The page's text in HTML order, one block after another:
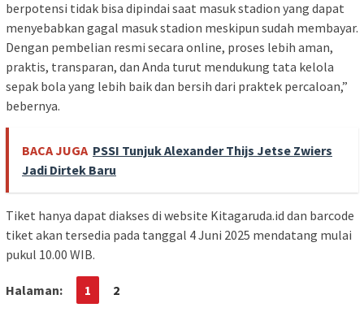
berpotensi tidak bisa dipindai saat masuk stadion yang dapat
menyebabkan gagal masuk stadion meskipun sudah membayar.
Dengan pembelian resmi secara online, proses lebih aman,
praktis, transparan, dan Anda turut mendukung tata kelola
sepak bola yang lebih baik dan bersih dari praktek percaloan,”
bebernya.
BACA JUGA PSSI Tunjuk Alexander Thijs Jetse Zwiers
Jadi Dirtek Baru
Tiket hanya dapat diakses di website Kitagaruda.id dan barcode
tiket akan tersedia pada tanggal 4 Juni 2025 mendatang mulai
pukul 10.00 WIB.
Halaman: 1 2